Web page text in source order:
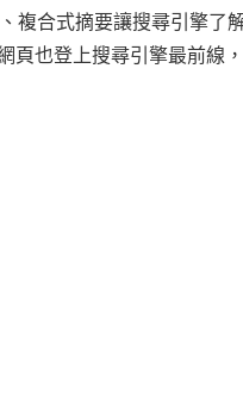
複合式摘要讓搜尋引擎了
也登上搜尋引擎最前線